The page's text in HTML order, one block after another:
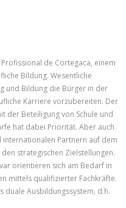
de Cortegaca, einem
Bildung. Wesentliche
und Bildung die Bürger in der
Karriere vorzubereiten. Der
der Beteiligung von Schule und
hat dabei Priorität. Aber auch
Partnern auf dem
strategischen Zielstellungen.
orientieren sich am Bedarf in
mittels qualifizierter Fachkräfte.
duale Ausbildungssystem, d.h.